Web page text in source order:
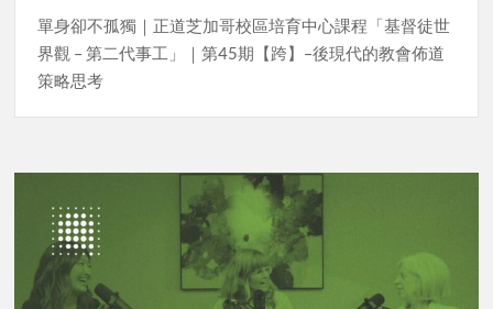
單身卻不孤獨｜正道芝加哥校區培育中心課程「基督徒世
界觀 – 第二代事工」｜第45期【跨】–後現代的教會佈道
策略思考